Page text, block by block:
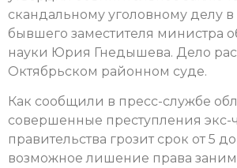
скандальному уголовному делу
бывшего заместителя министра
науки Юрия Гнедышева. Дело
Октябрьском районном суде.
Как сообщили в пресс-службе
совершенные преступления
правительства грозит срок от 5 до
возможное лишение права